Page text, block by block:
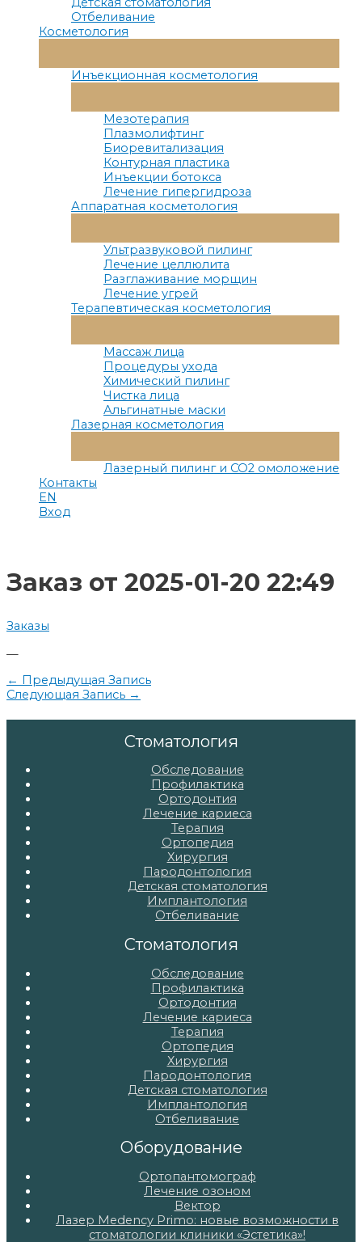
Отбеливание
Косметология
Меню
Инъекционная косметология
Меню
Мезотерапия
Плазмолифтинг
Биоревитализация
Контурная пластика
Инъекции ботокса
Лечение гипергидроза
Аппаратная косметология
Меню
Ультразвуковой пилинг
Лечение целлюлита
Разглаживание морщин
Лечение угрей
Терапевтическая косметология
Меню
Массаж лица
Процедуры ухода
Химический пилинг
Чистка лица
Альгинатные маски
Лазерная косметология
Меню
Лазерный пилинг и СО2 омоложение
Контакты
EN
Вход
Заказ от 2025-01-20 22:49
Заказы
—
Навигация
по
← Предыдущая Запись
Следующая Запись →
Стоматология
Обследование
Профилактика
Ортодонтия
Лечение кариеса
Терапия
Ортопедия
Хирургия
Пародонтология
Детская стоматология
Имплантология
Отбеливание
Стоматология
Обследование
Профилактика
Ортодонтия
Лечение кариеса
Терапия
Ортопедия
Хирургия
Пародонтология
Детская стоматология
Имплантология
Отбеливание
Оборудование
Ортопантомограф
Лечение озоном
Вектор
Лазер Medency Primo: новые возможности в
стоматологии клиники «Эстетика»!